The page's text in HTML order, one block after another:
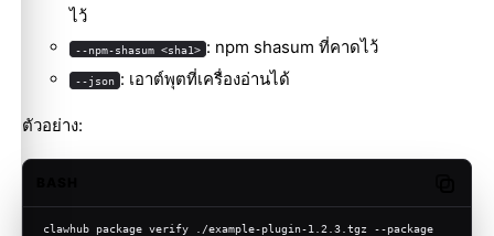
ไว้
--npm-shasum <sha1> : npm shasum ที่คาดไว้
--json : เอาต์พุตที่เครื่องอ่านได้
ตัวอย่าง:
clawhub package verify ./example-plugin-1.2.3.tgz --package